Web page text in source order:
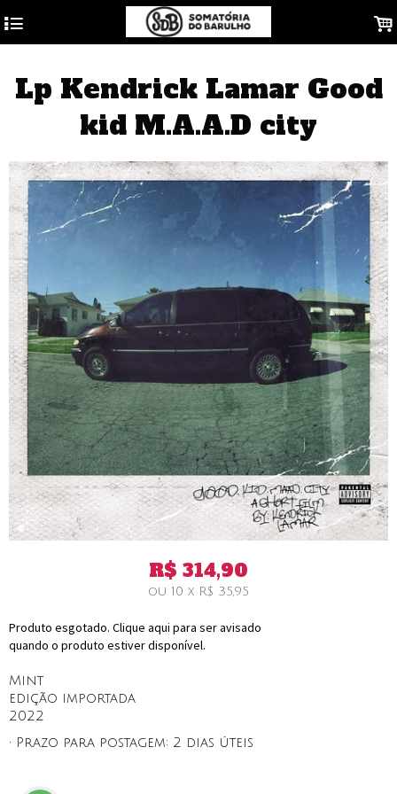
4 .
Lp Kendrick Lamar Good
kid M.A.A.D city
R$ 314,90
ou 10 x R$ 35,95
Produto esgotado. Clique aqui para ser avisado
quando o produto estiver disponível.
Mint
edição importada
2022
• Prazo para postagem: 2 dias úteis